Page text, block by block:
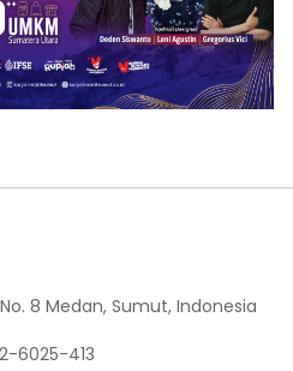
8 Medan, Sumut, Indonesia
6025-413